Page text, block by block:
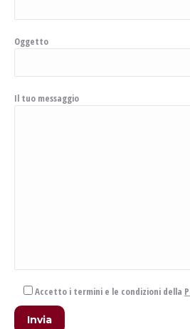
Oggetto
Il tuo messaggio
Accetto i termini e le condizioni della